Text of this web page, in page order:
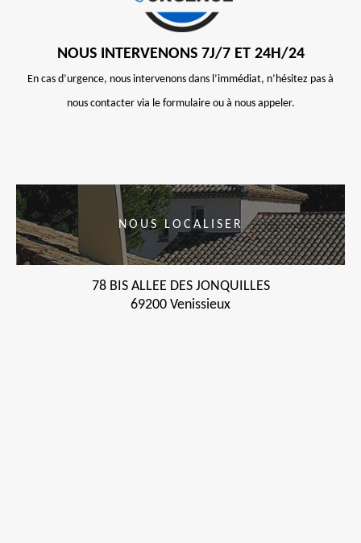
NOUS INTERVENONS 7J/7 ET 24H/24
En cas d’urgence, nous intervenons dans l’immédiat, n’hésitez pas à
nous contacter via le formulaire ou à nous appeler.
NOUS LOCALISER
78 BIS ALLEE DES JONQUILLES
69200 Venissieux